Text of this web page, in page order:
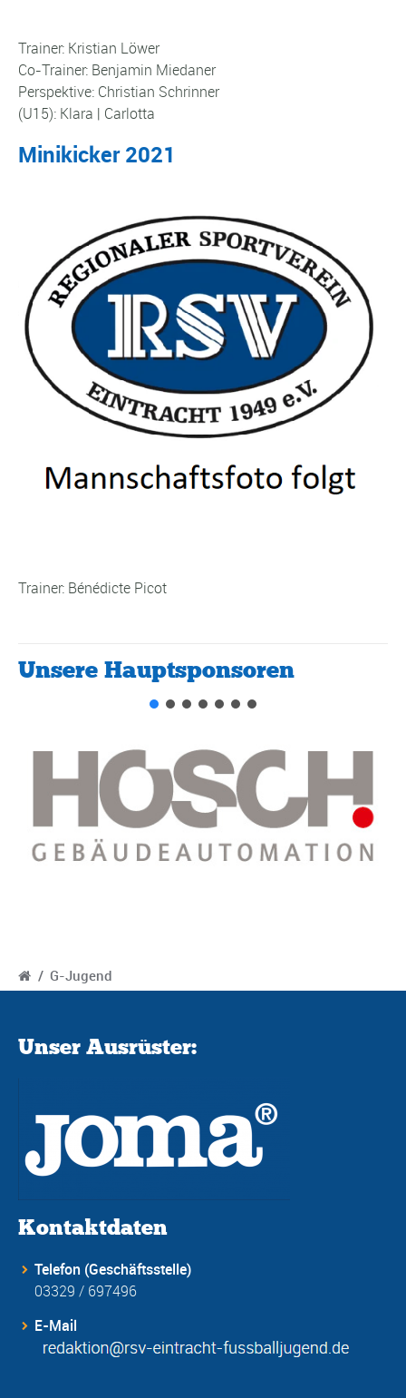
Trainer: Kristian Löwer
Co-Trainer: Benjamin Miedaner
Perspektive: Christian Schrinner
(U15): Klara | Carlotta
Minikicker 2021
Trainer: Bénédicte Picot
Unsere Hauptsponsoren
/ G-Jugend
Unser Ausrüster:
Kontaktdaten
Telefon (Geschäftsstelle)
03329 / 697496
E-Mail